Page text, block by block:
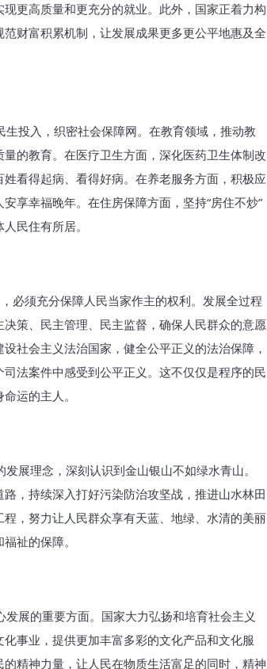
更高质量和更充分的就业。此外，国家正着力构
财富积累机制，让发展成果更多更公平地惠及全
投入，织密社会保障网。在教育领域，推动教
的教育。在医疗卫生方面，深化医药卫生体制改
看得起病、看得好病。在养老服务方面，积极应
享幸福晚年。在住房保障方面，坚持“房住不炒”
民住有所居。
，必须充分保障人民当家作主的权利。发展全过程
策、民主管理、民主监督，确保人民群众的意愿
社会主义法治国家，健全公平正义的法治保障，
法案件中感受到公平正义。这不仅仅是程序的民
运的主人。
展理念，深刻认识到金山银山不如绿水青山。
，持续深入打好污染防治攻坚战，推进山水林田
，努力让人民群众享有天蓝、地绿、水清的美丽
祉的保障。
展的重要方面。国家大力弘扬和培育社会主义
事业，提供更加丰富多彩的文化产品和文化服
精神力量，让人民在物质生活富足的同时，精神